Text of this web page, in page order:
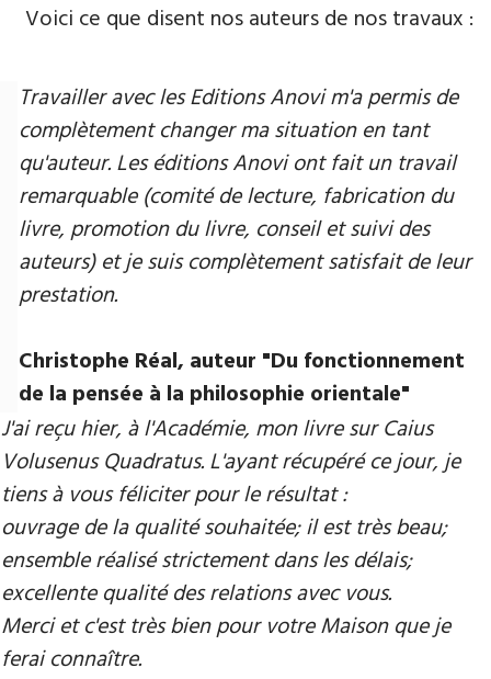
Voici ce que disent nos auteurs de nos travaux :
Travailler avec les Editions Anovi m'a permis de
complètement changer ma situation en tant
qu'auteur. Les éditions Anovi ont fait un travail
remarquable (comité de lecture, fabrication du
livre, promotion du livre, conseil et suivi des
auteurs) et je suis complètement satisfait de leur
prestation.
Christophe Réal, auteur "Du fonctionnement
de la pensée à la philosophie orientale"
J'ai reçu hier, à l'Académie, mon livre sur Caius
Volusenus Quadratus. L'ayant récupéré ce jour, je
tiens à vous féliciter pour le résultat :
ouvrage de la qualité souhaitée; il est très beau;
ensemble réalisé strictement dans les délais;
excellente qualité des relations avec vous.
Merci et c'est très bien pour votre Maison que je
ferai connaître.